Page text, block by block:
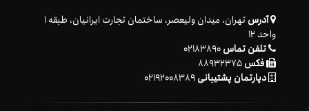
آدرس
تهران، میدان ولیعصر، ساختمان تجارت ایرانیان، طبقه ۱
واحد ۱۲
تلفن تماس۰۲۱۸۳۸۹۰
فکس
دپارتمان پشتیبانی۰۲۱۹۲۰۰۸۳۸۹